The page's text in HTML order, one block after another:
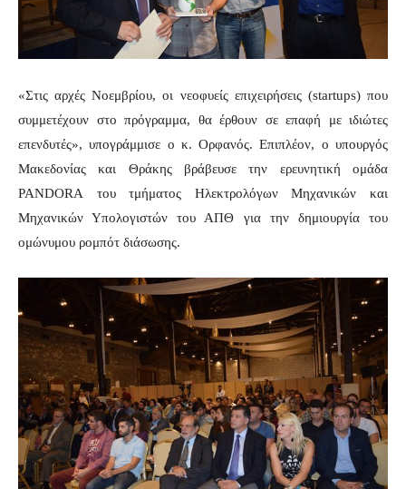
«Στις αρχές Νοεμβρίου, οι νεοφυείς επιχειρήσεις (startups) που
συμμετέχουν στο πρόγραμμα, θα έρθουν σε επαφή με ιδιώτες
επενδυτές», υπογράμμισε ο κ. Ορφανός. Επιπλέον, ο υπουργός
Μακεδονίας και Θράκης βράβευσε την ερευνητική ομάδα
PANDORA του τμήματος Ηλεκτρολόγων Μηχανικών και
Μηχανικών Υπολογιστών του ΑΠΘ για την δημιουργία του
ομώνυμου ρομπότ διάσωσης.